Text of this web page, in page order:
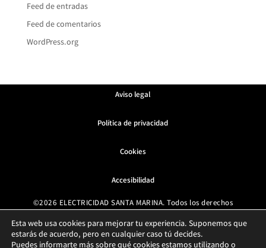
Feed de entradas
Feed de comentarios
WordPress.org
Aviso legal
Política de privacidad
Cookies
Accesibilidad
©2026 ELECTRICIDAD SANTA MARINA. Todos los derechos
Diseño web ⚡Paginas Web Electricistas
Esta web usa cookies para mejorar tu experiencia. Suponemos que
estarás de acuerdo, pero en cualquier caso tú decides.
Puedes informarte más sobre qué cookies estamos utilizando o